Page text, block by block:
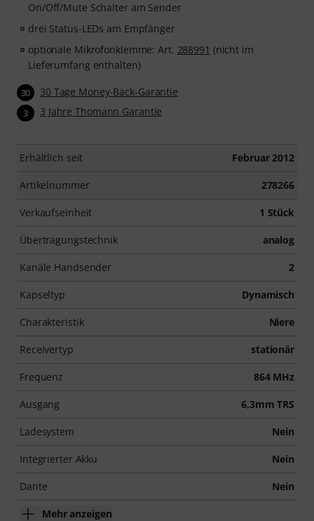
On/Off/Mute Schalter am Sender
drei Status-LEDs am Empfänger
optionale Mikrofonklemme: Art. 288991 (nicht im
Lieferumfang enthalten)
30 30 Tage Money-Back-Garantie
3 3 Jahre Thomann Garantie
Erhältlich seit Februar 2012
Artikelnummer 278266
Verkaufseinheit 1 Stück
Übertragungstechnik analog
Kanäle Handsender 2
Kapseltyp Dynamisch
Charakteristik Niere
Receivertyp stationär
Frequenz 864 MHz
Ausgang 6,3mm TRS
Ladesystem Nein
Integrierter Akku Nein
Dante Nein
Mehr anzeigen